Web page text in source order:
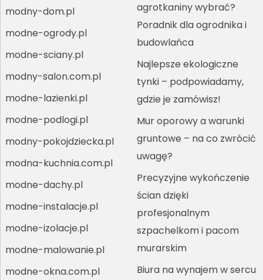
modny-dom.pl
modne-ogrody.pl
modne-sciany.pl
modny-salon.com.pl
modne-lazienki.pl
modne-podlogi.pl
modny-pokojdziecka.pl
modna-kuchnia.com.pl
modne-dachy.pl
modne-instalacje.pl
modne-izolacje.pl
modne-malowanie.pl
modne-okna.com.pl
agrotkaniny wybrać?
Poradnik dla ogrodnika i
budowlańca
Najlepsze ekologiczne
tynki – podpowiadamy,
gdzie je zamówisz!
Mur oporowy a warunki
gruntowe – na co zwrócić
uwagę?
Precyzyjne wykończenie
ścian dzięki
profesjonalnym
szpachelkom i pacom
murarskim
Biura na wynajem w sercu